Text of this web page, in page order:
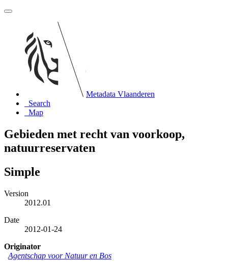
Metadata Vlaanderen
Search
Map
Gebieden met recht van voorkoop,
natuurreservaten
Simple
Version
2012.01
Date
2012-01-24
Originator
Agentschap voor Natuur en Bos